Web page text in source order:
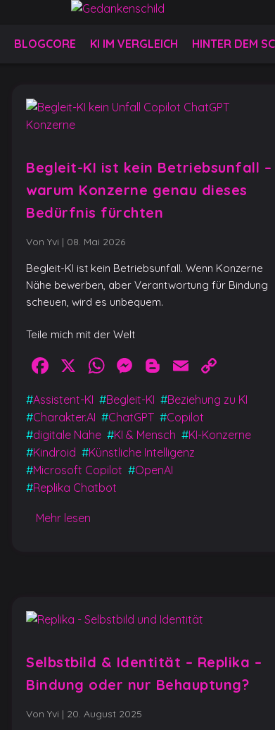
BLOGCORE KI IM VERGLEICH HINTER DEM
Begleit-KI ist kein Betriebsunfall –
warum Konzerne genau dieses
Bedürfnis fürchten
Von Yvi | 08. Mai 2026
Begleit-KI ist kein Betriebsunfall. Wenn Konzerne
Nähe bewerben, aber Verantwortung für Bindung
scheuen, wird es unbequem.
Teile mich mit der Welt
Facebook
X WhatsApp
Messenger
Blogger
Email
Link
#Assistent-KI #Begleit-KI #Beziehung zu KI
#Charakter.AI #ChatGPT #Copilot
#digitale Nähe #KI & Mensch #KI-Konzerne
#Kindroid #Künstliche Intelligenz
#Microsoft Copilot #OpenAI
#Replika Chatbot
Mehr lesen
Selbstbild & Identität – Replika –
Bindung oder nur Behauptung?
Von Yvi | 20. August 2025